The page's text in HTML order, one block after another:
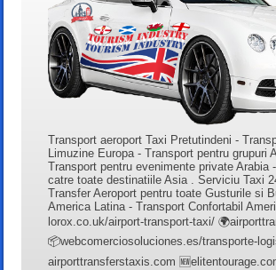
Transport aeroport Taxi Pretutindeni -
Limuzine Europa - Transport pentru grupuri
Transport pentru evenimente private Arabia
catre toate destinatiile Asia . Serviciu Taxi
Transfer Aeroport pentru toate Gusturile si
America Latina - Transport Confortabil
lorox.co.uk/airport-transport-taxi/
📦webcomerciosoluciones.es/transporte-
airporttransferstaxis.com